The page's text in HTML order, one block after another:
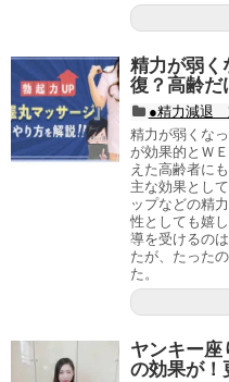
精力が弱く
復？高齢だ
●精力減退
精力が弱くな
が効果的とＷ
えた高齢者に
主な効果とし
ップなどの精
性としても嬉
導を受けるの
たが、たった
た。
ヤンキー座
の効果が！